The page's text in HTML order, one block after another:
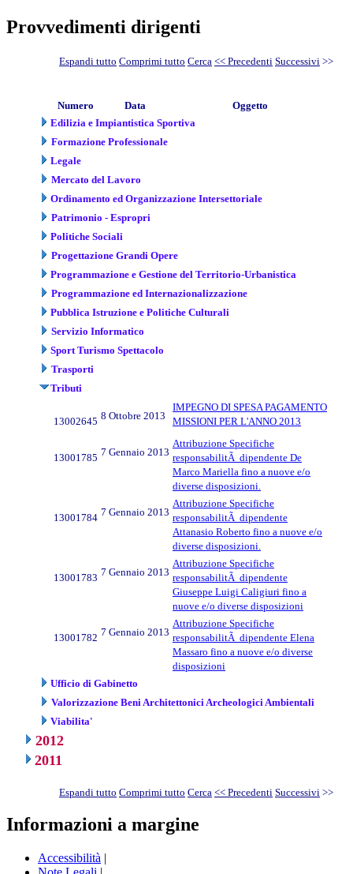
Provvedimenti dirigenti
Espandi tutto Comprimi tutto Cerca << Precedenti Successivi >>
Numero Data
Oggetto
Edilizia e Impiantistica Sportiva
Formazione Professionale
Legale
Mercato del Lavoro
Ordinamento ed Organizzazione Intersettoriale
Patrimonio - Espropri
Politiche Sociali
Progettazione Grandi Opere
Programmazione e Gestione del Territorio-Urbanistica
Programmazione ed Internazionalizzazione
Pubblica Istruzione e Politiche Culturali
Servizio Informatico
Sport Turismo Spettacolo
Trasporti
Tributi
13002645 8 Ottobre 2013
IMPEGNO DI SPESA PAGAMENTO
MISSIONI PER L'ANNO 2013
13001785 7 Gennaio 2013
Attribuzione Specifiche
responsabilitÃ dipendente De
Marco Mariella fino a nuove e/o
diverse disposizioni.
13001784 7 Gennaio 2013
Attribuzione Specifiche
responsabilitÃ dipendente
Attanasio Roberto fino a nuove e/o
diverse disposizioni.
13001783 7 Gennaio 2013
Attribuzione Specifiche
responsabilitÃ dipendente
Giuseppe Luigi Caligiuri fino a
nuove e/o diverse disposizioni
13001782 7 Gennaio 2013
Attribuzione Specifiche
responsabilitÃ dipendente Elena
Massaro fino a nuove e/o diverse
disposizioni
Ufficio di Gabinetto
Valorizzazione Beni Architettonici Archeologici Ambientali
Viabilita'
2012
2011
Espandi tutto Comprimi tutto Cerca << Precedenti Successivi >>
Informazioni a margine
Accessibilità |